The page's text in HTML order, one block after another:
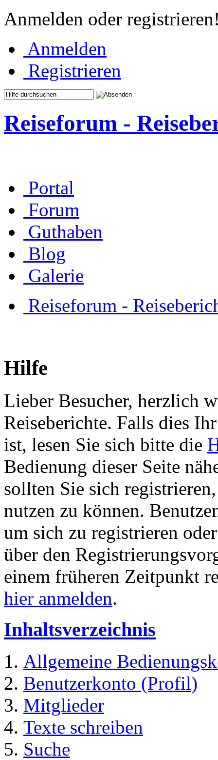
Anmelden oder
Anmelden
Registrieren
Reiseforum -
Portal
Forum
Guthaben
Blog
Galerie
Reiseforum -
Hilfe
Lieber Besucher, herzlich
Reiseberichte. Falls dies
ist, lesen Sie sich bitte die
Bedienung dieser Seite
sollten Sie sich
nutzen zu können.
um sich zu registrieren
über den
einem früheren Zeitpunkt
hier anmelden.
Inhaltsverzeichnis
Allgemeine
Benutzerkonto (Profil)
Mitglieder
Texte schreiben
Suche